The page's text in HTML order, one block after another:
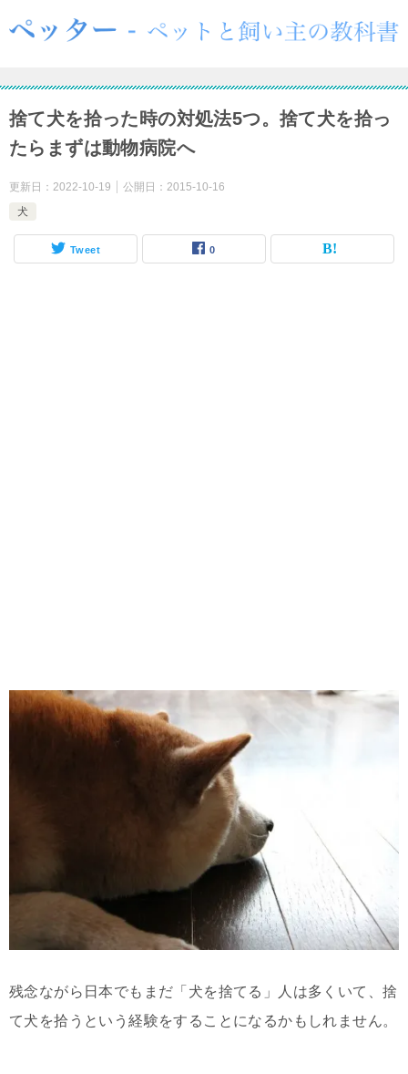
捨て犬を拾った時の対処法5つ。捨て犬を拾っ
たらまずは動物病院へ
更新日： 2022-10-19 公開日： 2015-10-16
犬
Tweet 0
残念ながら日本でもまだ「犬を捨てる」人は多くいて、捨
て犬を拾うという経験をすることになるかもしれません。